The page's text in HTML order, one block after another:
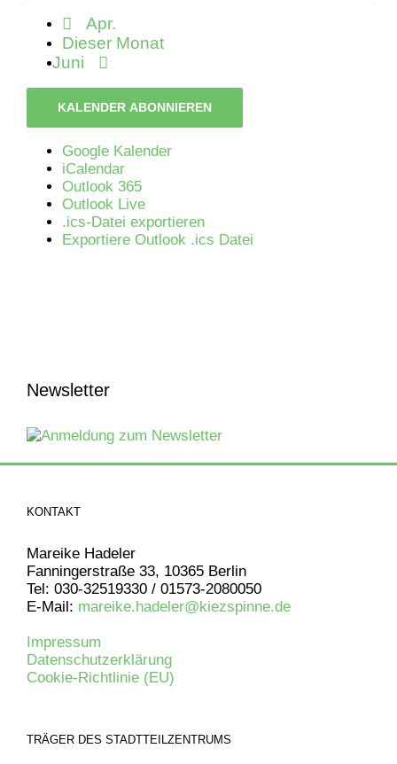
Apr.
Dieser Monat
Juni
KALENDER ABONNIEREN
Google Kalender
iCalendar
Outlook 365
Outlook Live
.ics-Datei exportieren
Exportiere Outlook .ics Datei
Newsletter
KONTAKT
Mareike Hadeler
Fanningerstraße 33, 10365 Berlin
Tel: 030-32519330 / 01573-2080050
E-Mail: mareike.hadeler@kiezspinne.de
Impressum
Datenschutzerklärung
Cookie-Richtlinie (EU)
TRÄGER DES STADTTEILZENTRUMS